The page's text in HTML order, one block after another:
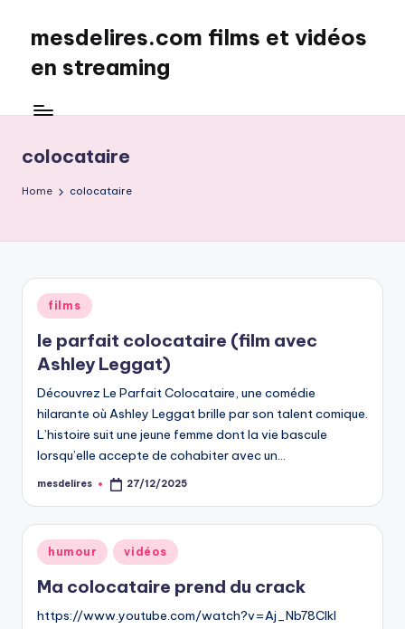
content
mesdelires.com films et vidéos
en streaming
:
et
complet
français
colocataire
Home colocataire
Posted
in
films
le parfait colocataire (film avec
Ashley Leggat)
Découvrez Le Parfait Colocataire, une comédie
hilarante où Ashley Leggat brille par son talent comique.
L’histoire suit une jeune femme dont la vie bascule
lorsqu’elle accepte de cohabiter avec un…
Posted
mesdelires 27/12/2025
Posted
in
humour vidéos
Ma colocataire prend du crack
https://www.youtube.com/watch?v=Aj_Nb78ClkI